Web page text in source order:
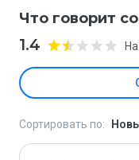
Что говорит
1.4
Сортировать по: